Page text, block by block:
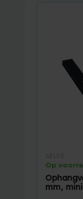
SELVE
Op
mm,